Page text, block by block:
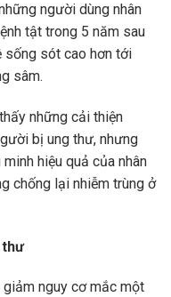
người dùng nhân
tật trong 5 năm sau
sống sót cao hơn tới
sâm.
những cải thiện
bị ung thư, nhưng
hiệu quả của nhân
chống lại nhiễm trùng ở
thư
giảm nguy cơ mắc một